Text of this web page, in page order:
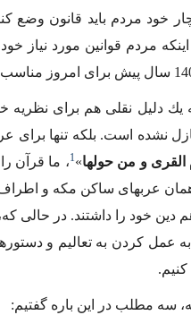
خود مردم باید قانون
مردم قوانین مورد
دلیل نقلى هم براى نظریه
نشده است. بلكه تنها براى
القرى و من حولها»
1، ما قرآن
عربهاى ساكن مكه و
هم دین خود را داشتند. در
عمل كردن به تعالیم و
سه مطلب در این باره گفتیم: